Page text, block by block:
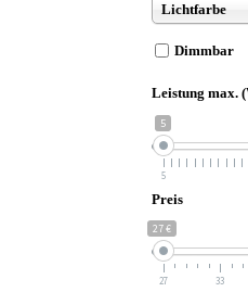
Lichtfarbe
Dimmbar
Leistung max.
5
5
Preis
27 €
27 33